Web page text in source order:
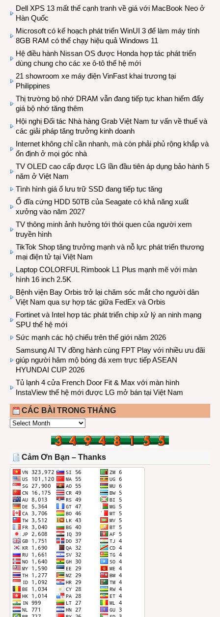
Dell XPS 13 mất thế cạnh tranh về giá với MacBook Neo ở
Hàn Quốc
Microsoft có kế hoạch phát triển WinUI 3 để làm máy tính
8GB RAM có thể chạy hiệu quả Windows 11
Hệ điều hành Nissan OS được Honda hợp tác phát triển
dùng chung cho các xe ô-tô thế hệ mới
21 showroom xe máy điện VinFast khai trương tại
Philippines
Thị trường bộ nhớ DRAM vẫn đang tiếp tục khan hiếm đẩy
giá bộ nhớ tăng thêm
Hội nghị Đối tác Nhà hàng Grab Việt Nam tư vấn về thuế và
các giải pháp tăng trưởng kinh doanh
Internet không chỉ cần nhanh, mà còn phải phủ rộng khắp và
ổn định ở mọi góc nhà
TV OLED cao cấp được LG lần đầu tiên áp dụng bảo hành 5
năm ở Việt Nam
Tình hình giá ổ lưu trữ SSD đang tiếp tục tăng
Ổ đĩa cứng HDD 50TB của Seagate có khả năng xuất
xưởng vào năm 2027
TV thông minh ảnh hưởng tới thói quen của người xem
truyền hình
TikTok Shop tăng trưởng mạnh và nỗ lực phát triển thương
mại điện tử tại Việt Nam
Laptop COLORFUL Rimbook L1 Plus mạnh mẽ với màn
hình 16 inch 2.5K
Bệnh viện Bay Orbis trở lại chăm sóc mắt cho người dân
Việt Nam qua sự hợp tác giữa FedEx và Orbis
Fortinet và Intel hợp tác phát triển chip xử lý an ninh mạng
SPU thế hệ mới
Sức mạnh các hộ chiếu trên thế giới năm 2026
Samsung AI TV đồng hành cùng FPT Play với nhiều ưu đãi
giúp người hâm mộ bóng đá xem trực tiếp ASEAN
HYUNDAI CUP 2026
Tủ lạnh 4 cửa French Door Fit & Max với màn hình
InstaView thế hệ mới được LG mở bán tại Việt Nam
CÁC BÀI TRONG THÁNG
CÁC
THÁNG
Cảm Ơn Bạn – Thanks